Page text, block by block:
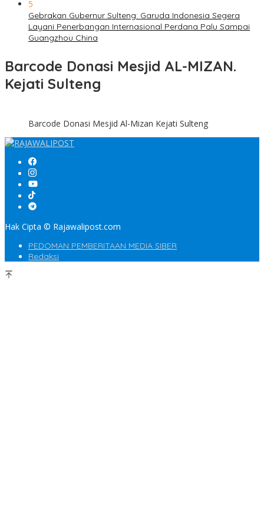
5
Gebrakan Gubernur Sulteng: Garuda Indonesia Segera
Layani Penerbangan Internasional Perdana Palu Sampai
Guangzhou China
Barcode Donasi Mesjid AL-MIZAN.
Kejati Sulteng
Barcode Donasi Mesjid Al-Mizan Kejati Sulteng
Hak Cipta © Rajawalipost.com
PEDOMAN PEMBERITAAN MEDIA SIBER
Redaksi